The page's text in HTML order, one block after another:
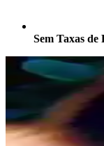
Sem Taxas de